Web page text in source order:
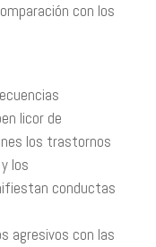
con los
licor de
los trastornos
los
conductas
agresivos con las